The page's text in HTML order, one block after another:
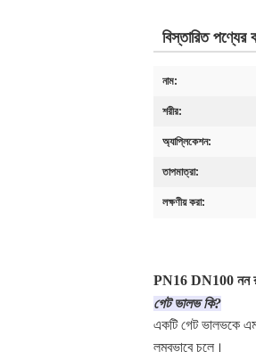
বিস্তারিত পণ্যের
নাম:
শরীর:
অ্যাপ্লিকেশন:
তাপমাত্রা:
লক্ষণীয় করা:
PN16 DN100 নন
গেট ভালভ কি?
একটি গেট ভালভকে
লম্বভাবে চলে।